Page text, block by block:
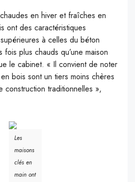
en hiver et fraîches en
ont des caractéristiques
à celles du béton
plus chauds qu’une maison
le cabinet. « Il convient de noter
bois sont un tiers moins chères
construction traditionnelles »,
Les
maisons
clés en
main ont